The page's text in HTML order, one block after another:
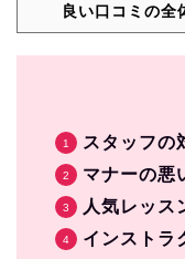
良い口コミの全
スタッフの
マナーの悪
人気レッス
インストラ